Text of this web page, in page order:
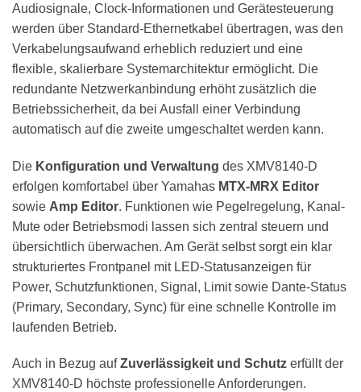
Audiosignale, Clock-Informationen und Gerätesteuerung
werden über Standard-Ethernetkabel übertragen, was den
Verkabelungsaufwand erheblich reduziert und eine
flexible, skalierbare Systemarchitektur ermöglicht. Die
redundante Netzwerkanbindung erhöht zusätzlich die
Betriebssicherheit, da bei Ausfall einer Verbindung
automatisch auf die zweite umgeschaltet werden kann.
Die Konfiguration und Verwaltung des XMV8140-D
erfolgen komfortabel über Yamahas MTX-MRX Editor
sowie Amp Editor. Funktionen wie Pegelregelung, Kanal-
Mute oder Betriebsmodi lassen sich zentral steuern und
übersichtlich überwachen. Am Gerät selbst sorgt ein klar
strukturiertes Frontpanel mit LED-Statusanzeigen für
Power, Schutzfunktionen, Signal, Limit sowie Dante-Status
(Primary, Secondary, Sync) für eine schnelle Kontrolle im
laufenden Betrieb.
Auch in Bezug aufZuverlässigkeit und Schutz erfüllt der
XMV8140-D höchste professionelle Anforderungen.